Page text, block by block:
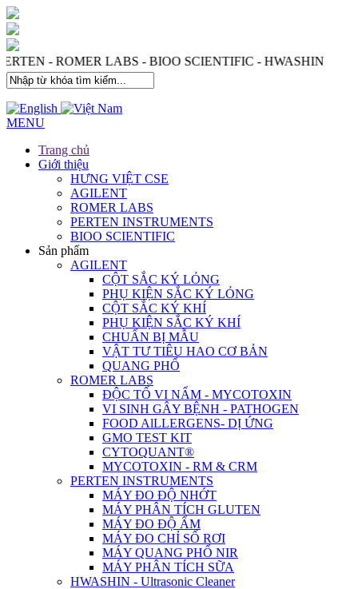
- ROMER LABS - BIOO SCIENTIFIC - HWASHIN
MENU
Trang chủ
Giới thiệu
HƯNG VIỆT CSE
AGILENT
ROMER LABS
PERTEN INSTRUMENTS
BIOO SCIENTIFIC
Sản phẩm
AGILENT
CỘT SẮC KÝ LỎNG
PHỤ KIỆN SẮC KÝ LỎNG
CỘT SẮC KÝ KHÍ
PHỤ KIỆN SẮC KÝ KHÍ
CHUẨN BỊ MẪU
VẬT TƯ TIÊU HAO CƠ BẢN
QUANG PHỔ
ROMER LABS
ĐỘC TỐ VI NẤM - MYCOTOXIN
VI SINH GÂY BỆNH - PATHOGEN
FOOD AlLLERGENS- DỊ ỨNG
GMO TEST KIT
CYTOQUANT®
MYCOTOXIN - RM & CRM
PERTEN INSTRUMENTS
MÁY ĐO ĐỘ NHỚT
MÁY PHÂN TÍCH GLUTEN
MÁY ĐO ĐỘ ẨM
MÁY ĐO CHỈ SỐ RƠI
MÁY QUANG PHỔ NIR
MÁY PHÂN TÍCH SỮA
HWASHIN - Ultrasonic Cleaner